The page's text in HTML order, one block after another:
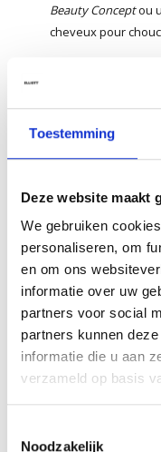
Toestemming
Deze website maakt
We gebruiken
personaliseren, om
en om ons
informatie over uw
partners voor social
partners kunnen
informatie die u aan
verzameld op basis
Noodzakelijk
Beauty Conceptou
cheveux pour
Utilisez ce shampooing
capillaire ou lorsque
Massez doucement
soigneusement à l’eau
Aqua (Water, Eau),
Taurate, Coco-Glucoside,
Sulfolaurate, Algae
Panthenol, Hydrolyzed
Acid, Sodium Benzoate,
Glycerin, Sodium C14-16
Sodium Hydroxide,